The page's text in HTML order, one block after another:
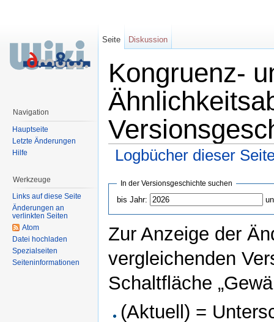
Kongruenz-
Logbücher dieser
In der Versionsgeschichte suchen
bis Jahr:
Zur Anzeige der
vergleichenden
Schaltfläche
(Aktuell) =
Seite Diskussion
Navigation
Hauptseite
Letzte Änderungen
Hilfe
Werkzeuge
Links auf diese Seite
Änderungen an
verlinkten Seiten
Atom
Datei hochladen
Spezialseiten
Seiteninformationen